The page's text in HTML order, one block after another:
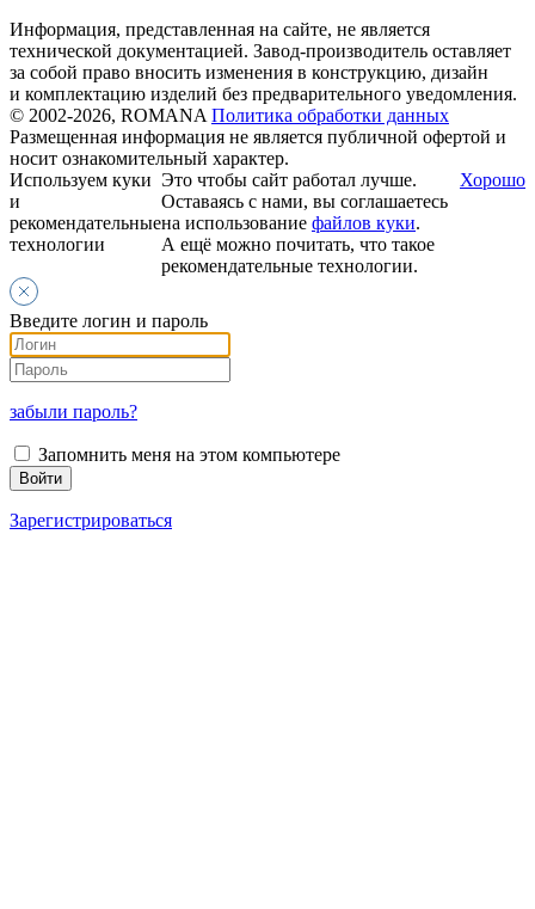
Информация, представленная на сайте, не является
технической документацией. Завод-производитель оставляет
за собой право вносить изменения в конструкцию, дизайн
и комплектацию изделий без предварительного уведомления.
© 2002-2026, ROMANA Политика обработки данных
Размещенная информация не является публичной офертой и
носит ознакомительный характер.
Используем куки
и
рекомендательные
технологии
Это чтобы сайт работал лучше.
Оставаясь с нами, вы соглашаетесь
на использование файлов куки.
А ещё можно почитать, что такое
рекомендательные технологии.
Хорошо
Введите логин и пароль
забыли пароль?
Запомнить меня на этом компьютере
Зарегистрироваться